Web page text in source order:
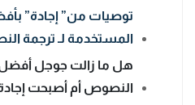
توصيات من” إجادة”
المستخدمة لـ ترجمة
هل ما زالت جوجل أفضل
النصوص أم أصبحت